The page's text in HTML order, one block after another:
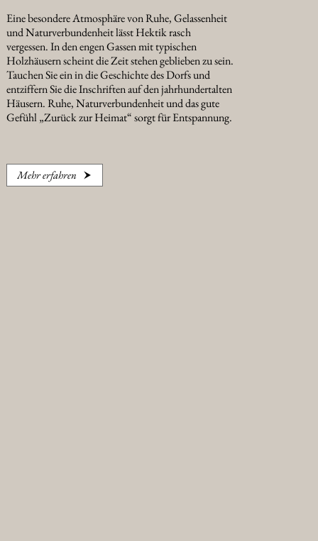
Eine besondere Atmosphäre von Ruhe, Gelassenheit
und Naturverbundenheit lässt Hektik rasch
vergessen. In den engen Gassen mit typischen
Holzhäusern scheint die Zeit stehen geblieben zu sein.
Tauchen Sie ein in die Geschichte des Dorfs und
entziffern Sie die Inschriften auf den jahrhundertalten
Häusern. Ruhe, Naturverbundenheit und das gute
Gefühl „Zurück zur Heimat“ sorgt für Entspannung.
Mehr erfahren